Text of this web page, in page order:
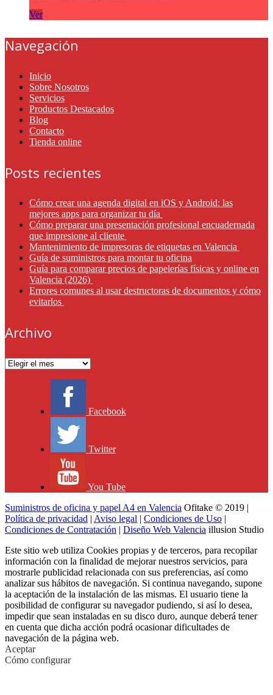
Ver
Navegación
Inicio
Sobre Nosotros
Servicios
Productos Destacados
Blog
Contacto
Tienda online
Posts recientes
Cómo crear una agenda digital en iOS y Android: las
mejores apps para organizar tu día
Cómo preparar una presentación profesional encuadernada
que impresione al cliente
Mantenimiento de impresoras de etiquetas en Valencia
Guía de suministros para montar tu oficina
Guía para comparar precios de papelerías físicas y online en
Valencia (2026)
Errores comunes al usar destructoras de documentos y cómo
evitarlos
Archivo
Archivo
Facebook
Twitter
You Tube
Suministros de oficina y papel A4 en Valencia Ofitake © 2019 |
Política de privacidad | Aviso legal | Condiciones de Uso |
Condiciones de Contratación | Diseño Web Valencia illusion Studio
Este sitio web utiliza Cookies propias y de terceros, para recopilar
información con la finalidad de mejorar nuestros servicios, para
mostrarle publicidad relacionada con sus preferencias, así como
analizar sus hábitos de navegación. Si continua navegando, supone
la aceptación de la instalación de las mismas. El usuario tiene la
posibilidad de configurar su navegador pudiendo, si así lo desea,
impedir que sean instaladas en su disco duro, aunque deberá tener
en cuenta que dicha acción podrá ocasionar dificultades de
navegación de la página web.
Aceptar
Cómo configurar